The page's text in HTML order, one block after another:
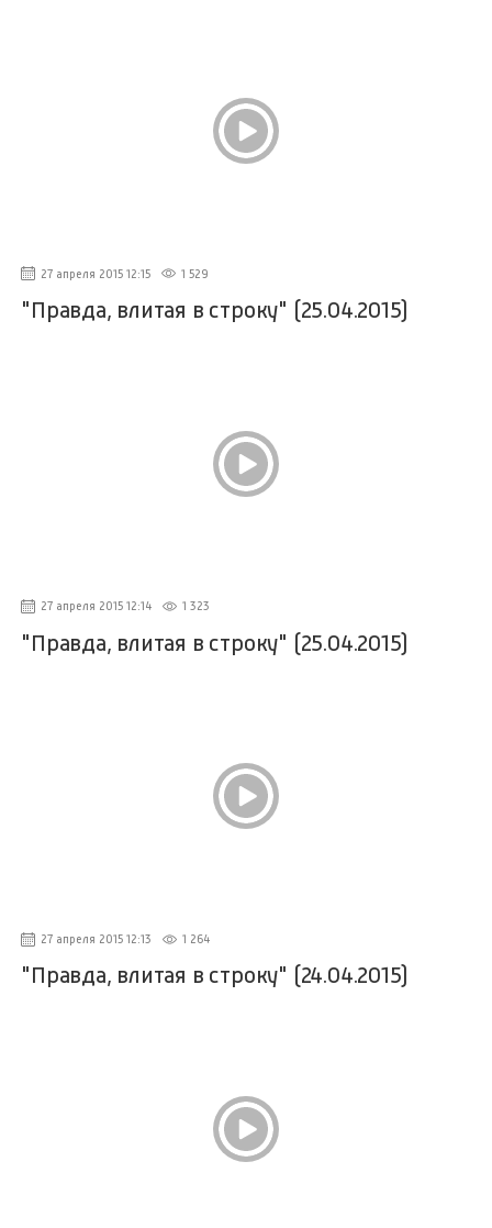
27 апреля 2015 12:15 1 529
"Правда, влитая в строку" (25.04.2015)
27 апреля 2015 12:14 1 323
"Правда, влитая в строку" (25.04.2015)
27 апреля 2015 12:13 1 264
"Правда, влитая в строку" (24.04.2015)